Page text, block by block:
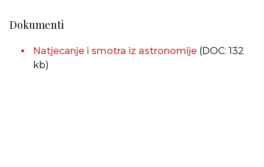
Dokumenti
Natjecanje i smotra iz astronomije (DOC: 132
kb)